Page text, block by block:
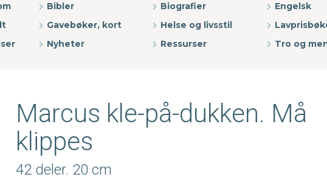
Bibler Biografier
Engelsk
Gavebøker, kort Helse og livsstil
Nyheter Ressurser Tro og
Marcus kle-på-dukken. Må
klippes
42 deler. 20 cm